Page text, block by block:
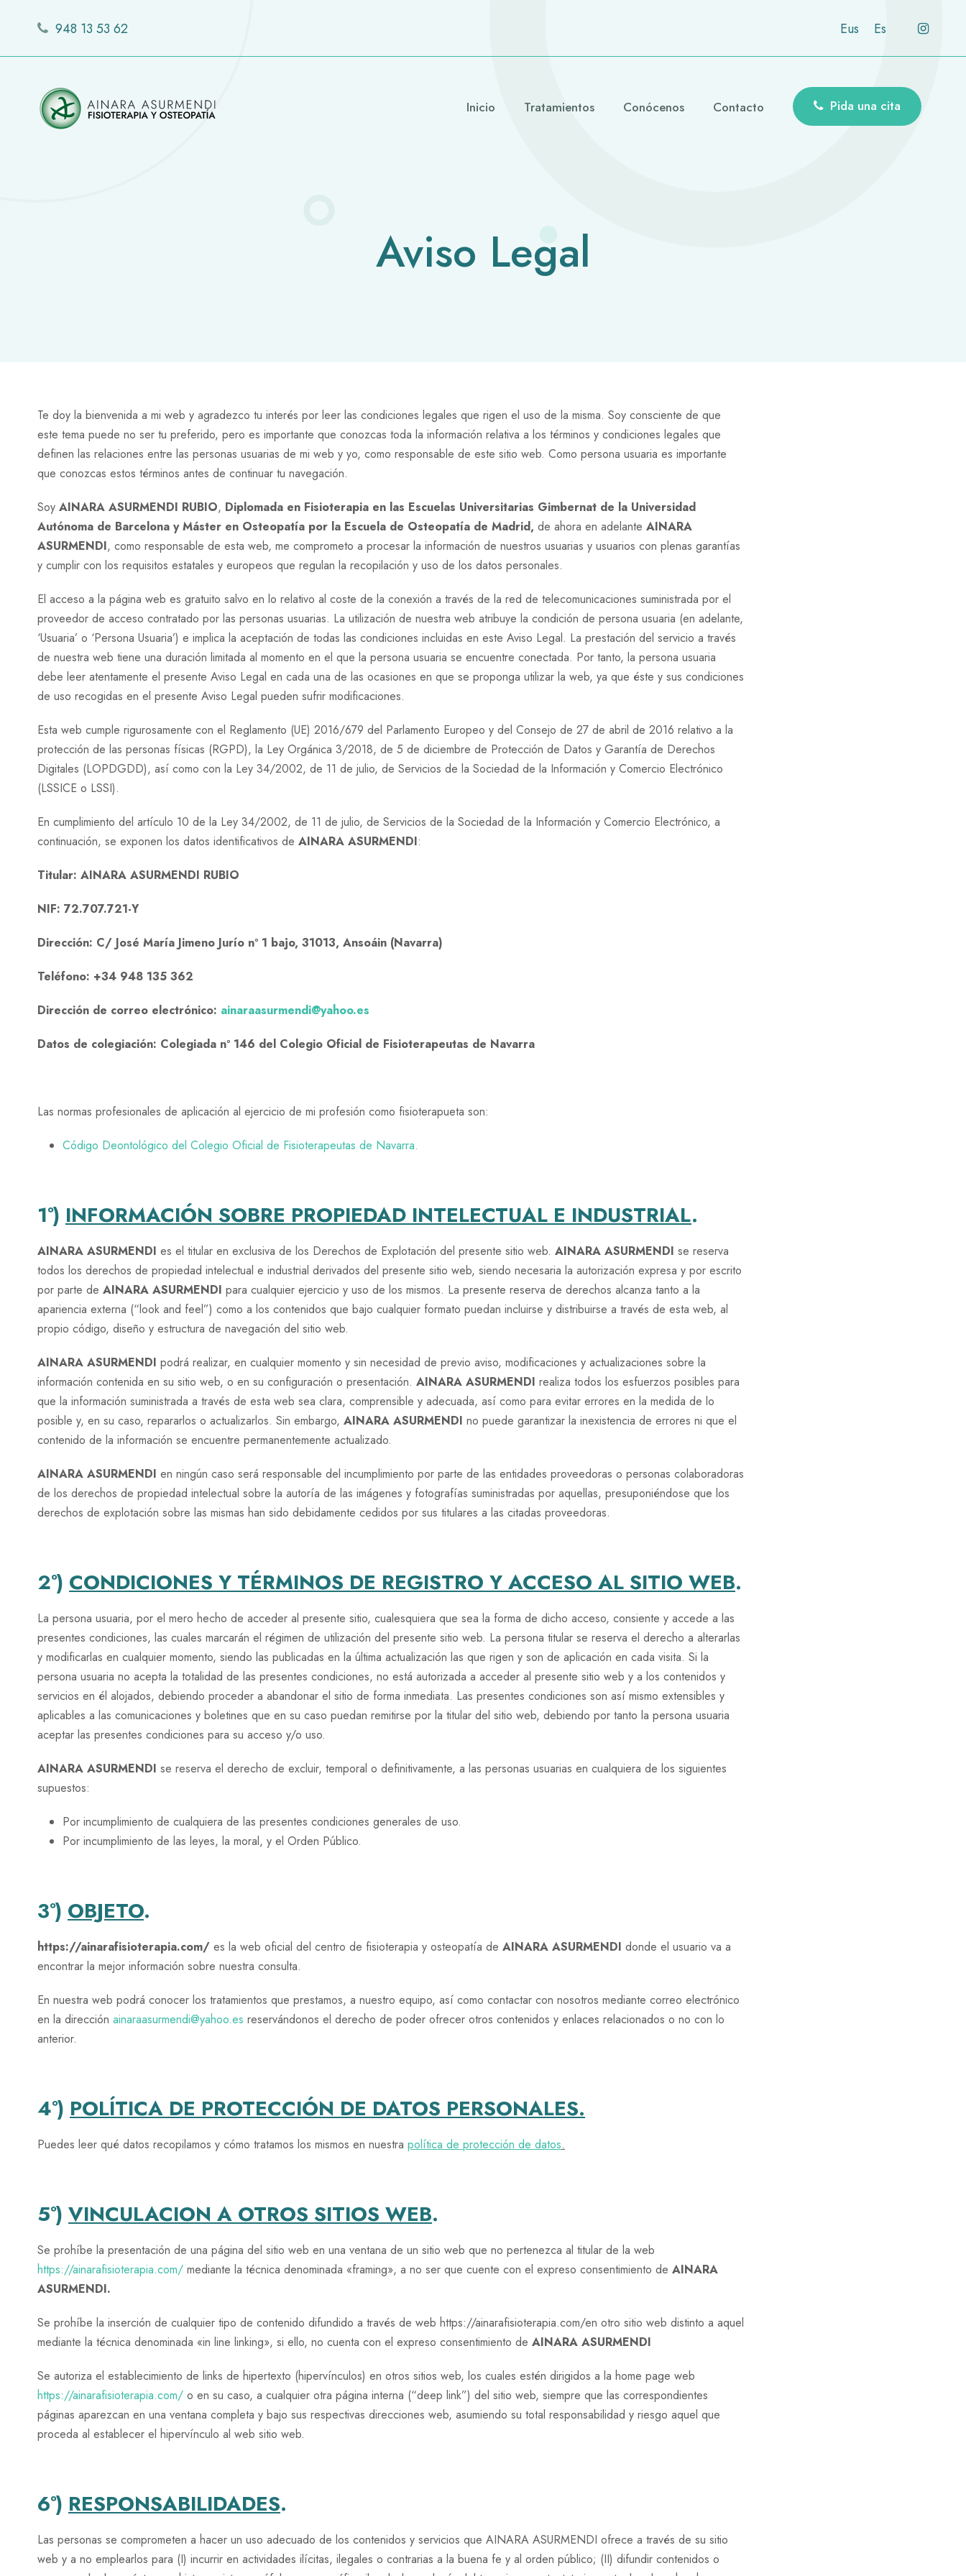
948 13 53 62 Eus Es
Inicio Tratamientos Conócenos Contacto Pida una cita
Aviso Legal
Te doy la bienvenida a mi web y agradezco tu interés por leer las condiciones legales que rigen el uso de la misma. Soy consciente de que
este tema puede no ser tu preferido, pero es importante que conozcas toda la información relativa a los términos y condiciones legales que
definen las relaciones entre las personas usuarias de mi web y yo, como responsable de este sitio web. Como persona usuaria es importante
que conozcas estos términos antes de continuar tu navegación.
Soy AINARA ASURMENDI RUBIO, Diplomada en Fisioterapia en las Escuelas Universitarias Gimbernat de la Universidad
Autónoma de Barcelona y Máster en Osteopatía por la Escuela de Osteopatía de Madrid, de ahora en adelante AINARA
ASURMENDI, como responsable de esta web, me comprometo a procesar la información de nuestros usuarias y usuarios con plenas garantías
y cumplir con los requisitos estatales y europeos que regulan la recopilación y uso de los datos personales.
El acceso a la página web es gratuito salvo en lo relativo al coste de la conexión a través de la red de telecomunicaciones suministrada por el
proveedor de acceso contratado por las personas usuarias. La utilización de nuestra web atribuye la condición de persona usuaria (en adelante,
‘Usuaria’ o ‘Persona Usuaria’) e implica la aceptación de todas las condiciones incluidas en este Aviso Legal. La prestación del servicio a través
de nuestra web tiene una duración limitada al momento en el que la persona usuaria se encuentre conectada. Por tanto, la persona usuaria
debe leer atentamente el presente Aviso Legal en cada una de las ocasiones en que se proponga utilizar la web, ya que éste y sus condiciones
de uso recogidas en el presente Aviso Legal pueden sufrir modificaciones.
Esta web cumple rigurosamente con el Reglamento (UE) 2016/679 del Parlamento Europeo y del Consejo de 27 de abril de 2016 relativo a la
protección de las personas físicas (RGPD), la Ley Orgánica 3/2018, de 5 de diciembre de Protección de Datos y Garantía de Derechos
Digitales (LOPDGDD), así como con la Ley 34/2002, de 11 de julio, de Servicios de la Sociedad de la Información y Comercio Electrónico
(LSSICE o LSSI).
En cumplimiento del artículo 10 de la Ley 34/2002, de 11 de julio, de Servicios de la Sociedad de la Información y Comercio Electrónico, a
continuación, se exponen los datos identificativos de AINARA ASURMENDI:
Titular: AINARA ASURMENDI RUBIO
NIF: 72.707.721-Y
Dirección: C/ José María Jimeno Jurío nº 1 bajo, 31013, Ansoáin (Navarra)
Teléfono: +34 948 135 362
Dirección de correo electrónico: ainaraasurmendi@yahoo.es
Datos de colegiación: Colegiada nº 146 del Colegio Oficial de Fisioterapeutas de Navarra
Las normas profesionales de aplicación al ejercicio de mi profesión como fisioterapueta son:
Código Deontológico del Colegio Oficial de Fisioterapeutas de Navarra.
1º) INFORMACIÓN SOBRE PROPIEDAD INTELECTUAL E INDUSTRIAL.
AINARA ASURMENDI es el titular en exclusiva de los Derechos de Explotación del presente sitio web. AINARA ASURMENDI se reserva
todos los derechos de propiedad intelectual e industrial derivados del presente sitio web, siendo necesaria la autorización expresa y por escrito
por parte de AINARA ASURMENDI para cualquier ejercicio y uso de los mismos. La presente reserva de derechos alcanza tanto a la
apariencia externa (“look and feel”) como a los contenidos que bajo cualquier formato puedan incluirse y distribuirse a través de esta web, al
propio código, diseño y estructura de navegación del sitio web.
AINARA ASURMENDI podrá realizar, en cualquier momento y sin necesidad de previo aviso, modificaciones y actualizaciones sobre la
información contenida en su sitio web, o en su configuración o presentación. AINARA ASURMENDI realiza todos los esfuerzos posibles para
que la información suministrada a través de esta web sea clara, comprensible y adecuada, así como para evitar errores en la medida de lo
posible y, en su caso, repararlos o actualizarlos. Sin embargo, AINARA ASURMENDI no puede garantizar la inexistencia de errores ni que el
contenido de la información se encuentre permanentemente actualizado.
AINARA ASURMENDI en ningún caso será responsable del incumplimiento por parte de las entidades proveedoras o personas colaboradoras
de los derechos de propiedad intelectual sobre la autoría de las imágenes y fotografías suministradas por aquellas, presuponiéndose que los
derechos de explotación sobre las mismas han sido debidamente cedidos por sus titulares a las citadas proveedoras.
2º) CONDICIONES Y TÉRMINOS DE REGISTRO Y ACCESO AL SITIO WEB.
La persona usuaria, por el mero hecho de acceder al presente sitio, cualesquiera que sea la forma de dicho acceso, consiente y accede a las
presentes condiciones, las cuales marcarán el régimen de utilización del presente sitio web. La persona titular se reserva el derecho a alterarlas
y modificarlas en cualquier momento, siendo las publicadas en la última actualización las que rigen y son de aplicación en cada visita. Si la
persona usuaria no acepta la totalidad de las presentes condiciones, no está autorizada a acceder al presente sitio web y a los contenidos y
servicios en él alojados, debiendo proceder a abandonar el sitio de forma inmediata. Las presentes condiciones son así mismo extensibles y
aplicables a las comunicaciones y boletines que en su caso puedan remitirse por la titular del sitio web, debiendo por tanto la persona usuaria
aceptar las presentes condiciones para su acceso y/o uso.
AINARA ASURMENDI se reserva el derecho de excluir, temporal o definitivamente, a las personas usuarias en cualquiera de los siguientes
supuestos:
Por incumplimiento de cualquiera de las presentes condiciones generales de uso.
Por incumplimiento de las leyes, la moral, y el Orden Público.
3º) OBJETO.
https://ainarafisioterapia.com/ es la web oficial del centro de fisioterapia y osteopatía de AINARA ASURMENDI donde el usuario va a
encontrar la mejor información sobre nuestra consulta.
En nuestra web podrá conocer los tratamientos que prestamos, a nuestro equipo, así como contactar con nosotros mediante correo electrónico
en la dirección ainaraasurmendi@yahoo.es reservándonos el derecho de poder ofrecer otros contenidos y enlaces relacionados o no con lo
anterior.
4º) POLÍTICA DE PROTECCIÓN DE DATOS PERSONALES.
Puedes leer qué datos recopilamos y cómo tratamos los mismos en nuestra política de protección de datos.
5º) VINCULACION A OTROS SITIOS WEB.
Se prohíbe la presentación de una página del sitio web en una ventana de un sitio web que no pertenezca al titular de la web
https://ainarafisioterapia.com/ mediante la técnica denominada «framing», a no ser que cuente con el expreso consentimiento de AINARA
ASURMENDI.
Se prohíbe la inserción de cualquier tipo de contenido difundido a través de web https://ainarafisioterapia.com/en otro sitio web distinto a aquel
mediante la técnica denominada «in line linking», si ello, no cuenta con el expreso consentimiento de AINARA ASURMENDI
Se autoriza el establecimiento de links de hipertexto (hipervínculos) en otros sitios web, los cuales estén dirigidos a la home page web
https://ainarafisioterapia.com/ o en su caso, a cualquier otra página interna (“deep link”) del sitio web, siempre que las correspondientes
páginas aparezcan en una ventana completa y bajo sus respectivas direcciones web, asumiendo su total responsabilidad y riesgo aquel que
proceda al establecer el hipervínculo al web sitio web.
6º) RESPONSABILIDADES.
Las personas se comprometen a hacer un uso adecuado de los contenidos y servicios que AINARA ASURMENDI ofrece a través de su sitio
web y a no emplearlos para (I) incurrir en actividades ilícitas, ilegales o contrarias a la buena fe y al orden público; (II) difundir contenidos o